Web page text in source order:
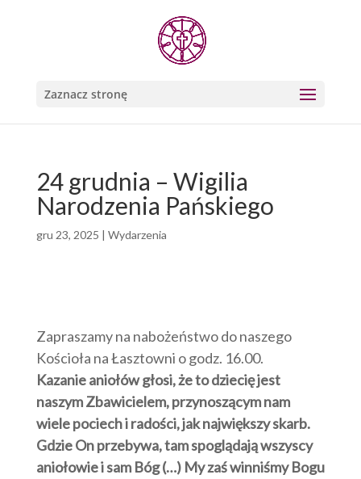
Zaznacz stronę
24 grudnia – Wigilia
Narodzenia Pańskiego
gru 23, 2025 | Wydarzenia
Zapraszamy na nabożeństwo do naszego
Kościoła na Łasztowni o godz. 16.00.
Kazanie aniołów głosi, że to dziecię jest
naszym Zbawicielem, przynoszącym nam
wiele pociech i radości, jak największy skarb.
Gdzie On przebywa, tam spoglądają wszyscy
aniołowie i sam Bóg (…) My zaś winniśmy Bogu